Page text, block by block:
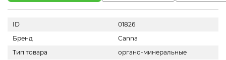
ID
01826
Бренд
Canna
Тип товара
органо-минеральные